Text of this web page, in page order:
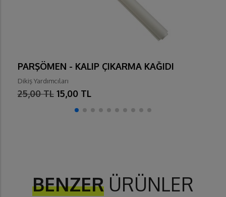
PARŞÖMEN - KALIP ÇIKARMA KAĞIDI
Dikiş Yardımcıları
25,00 TL 15,00 TL
BENZER ÜRÜNLER